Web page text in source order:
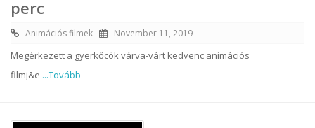
perc
Animációs filmek November 11, 2019
Megérkezett a gyerkőcök várva-várt kedvenc animációs
filmj&e ...Tovább